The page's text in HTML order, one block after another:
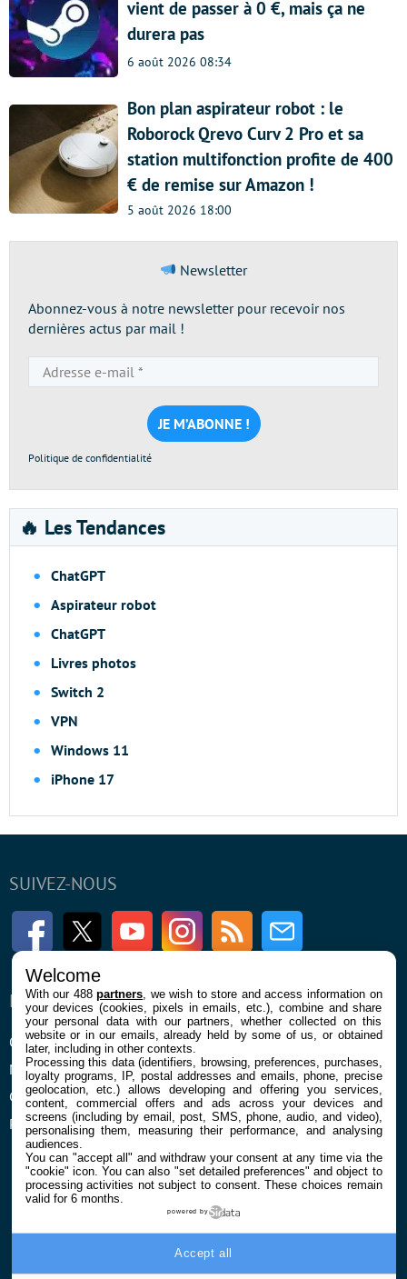
vient de passer à 0 €, mais ça ne
durera pas
6 août 2026 08:34
Bon plan aspirateur robot : le
Roborock Qrevo Curv 2 Pro et sa
station multifonction profite de 400
€ de remise sur Amazon !
5 août 2026 18:00
Newsletter
Abonnez-vous à notre newsletter pour recevoir nos
dernières actus par mail !
e-
mail
*
Politique de confidentialité
🔥 Les Tendances
ChatGPT
Aspirateur robot
ChatGPT
Livres photos
Switch 2
VPN
Windows 11
iPhone 17
SUIVEZ-NOUS
FacebookTwitter Youtube InstagramRSS Newsletter
ENTREPRISE
Qui sommes nous
Mentions légales et CGU
Confidentialité et Cookies
Préférences cookies
À PROPOS
La rédaction
Contact
Welcome
With our 488partners , we wish to store and access information on
your devices (cookies, pixels in emails, etc.), combine and share
your personal data with our partners, whether collected on this
website or in our emails, already held by some of us, or obtained
later, including in other contexts.
Processing this data (identifiers, browsing, preferences, purchases,
loyalty programs, IP, postal addresses and emails, phone, precise
geolocation, etc.) allows developing and offering you services,
content, commercial offers and ads across your devices and
screens (including by email, post, SMS, phone, audio, and video),
personalising them, measuring their performance, and analysing
audiences.
You can "accept all" and withdraw your consent at any time via the
"cookie" icon. You can also "set detailed preferences" and object to
processing activities not subject to consent. These choices remain
valid for 6 months.
powered by
Accept all